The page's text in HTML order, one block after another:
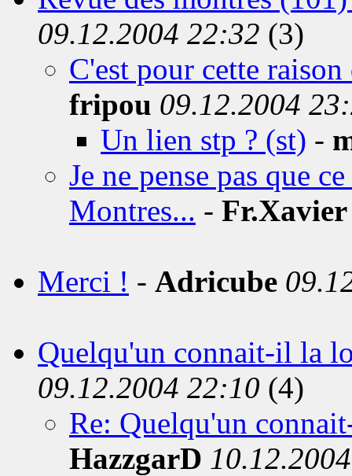
09.12.2004 22:32 (3)
C'est pour cette
fripou 09.12.2004
Un lien stp ? (st) -
Je ne pense pas que
Montres... - Fr.Xavier
Merci ! - Adricube
Quelqu'un connait-il la
09.12.2004 22:10 (4)
Re: Quelqu'un
HazzgarD